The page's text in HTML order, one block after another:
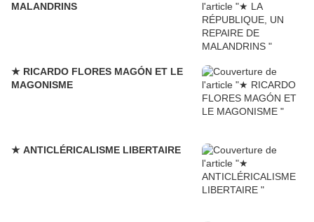
MALANDRINS
★ RICARDO FLORES MAGÓN ET LE
MAGONISME
★ ANTICLÉRICALISME LIBERTAIRE